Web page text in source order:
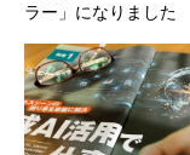
ラー」になりました